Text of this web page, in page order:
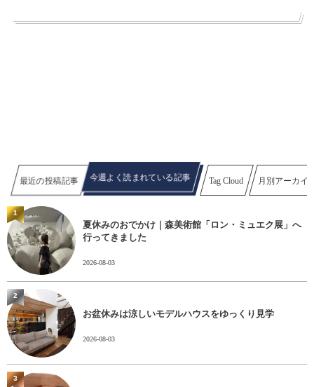
最近の投稿記事 今週よく読まれている記事 Tag Cloud 月別アーカイ
夏休みのおでかけ｜森美術館「ロン・ミュエク展」へ
行ってきました
2026-08-03
1
お盆休みは涼しいモデルハウスをゆっくり見学
2026-08-03
2
3